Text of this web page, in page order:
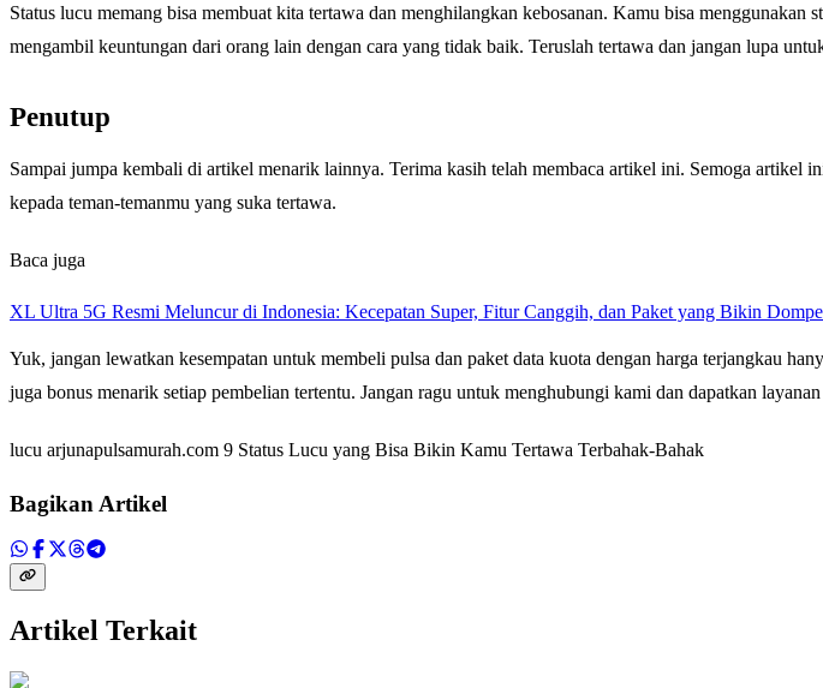
Status lucu memang bisa membuat kita tertawa dan menghilangkan kebosanan. Kamu bisa
mengambil keuntungan dari orang lain dengan cara yang tidak baik. Teruslah tertawa dan jangan lupa
Penutup
Sampai jumpa kembali di artikel menarik lainnya. Terima kasih telah membaca artikel ini. Semoga artikel
kepada teman-temanmu yang suka tertawa.
Baca juga
XL Ultra 5G Resmi Meluncur di Indonesia: Kecepatan Super, Fitur Canggih, dan Paket yang Bikin
Yuk, jangan lewatkan kesempatan untuk membeli pulsa dan paket data kuota dengan harga terjangkau
juga bonus menarik setiap pembelian tertentu. Jangan ragu untuk menghubungi kami dan dapatkan
lucu arjunapulsamurah.com 9 Status Lucu yang Bisa Bikin Kamu Tertawa Terbahak-Bahak
Bagikan Artikel
Artikel Terkait